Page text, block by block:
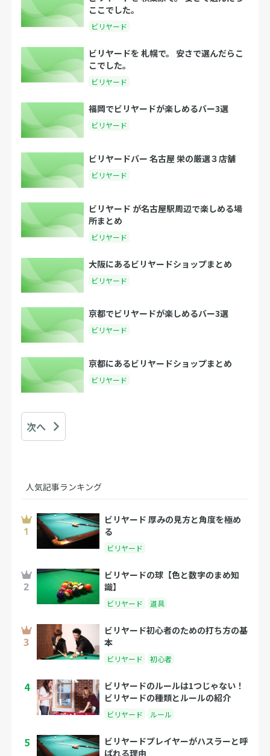
ここでした。
ビリヤード
ビリヤードを 札幌で。 安さで選んだらこ
こでした。
ビリヤード
福岡でビリヤードが楽しめるバー3選
ビリヤード
ビリヤードバー 名古屋 栄の厳選３店舗
ビリヤード
ビリヤード が名古屋駅周辺で楽しめる場
所まとめ
ビリヤード
大阪にあるビリヤードショップまとめ
ビリヤード
京都でビリヤードが楽しめるバー3選
ビリヤード
京都にあるビリヤードショップまとめ
ビリヤード
次へ
人気記事ランキング
ビリヤード 厚みの見方と角度を極め
る
ビリヤード
ビリヤードの球【色と数字のまめ知
識】
ビリヤード 道具
ビリヤード初心者のための打ち方の基
本
ビリヤード 初心者
4
ビリヤードのルールは1つじゃない！
ビリヤードの種類とルールの紹介
ビリヤード ルール
5
ビリヤードプレイヤーがハスラーと呼
ばれる理由